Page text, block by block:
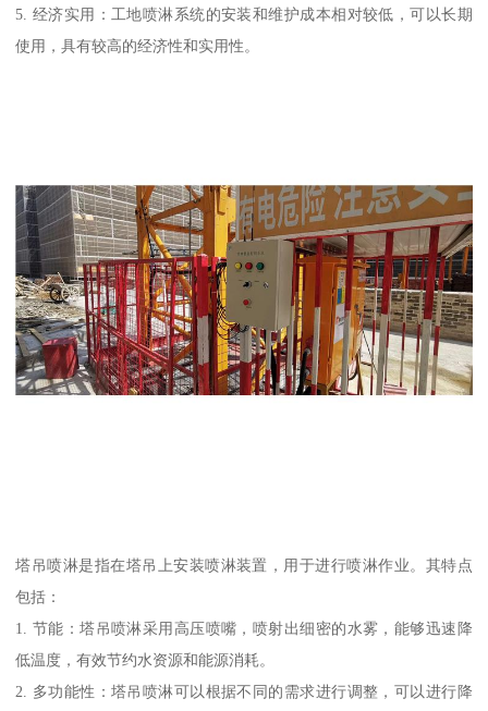
5. 经济实用：工地喷淋系统的安装和维护成本相对较低，可以长期
使用，具有较高的经济性和实用性。
塔吊喷淋是指在塔吊上安装喷淋装置，用于进行喷淋作业。其特点
包括：
1. 节能：塔吊喷淋采用高压喷嘴，喷射出细密的水雾，能够迅速降
低温度，有效节约水资源和能源消耗。
2. 多功能性：塔吊喷淋可以根据不同的需求进行调整，可以进行降